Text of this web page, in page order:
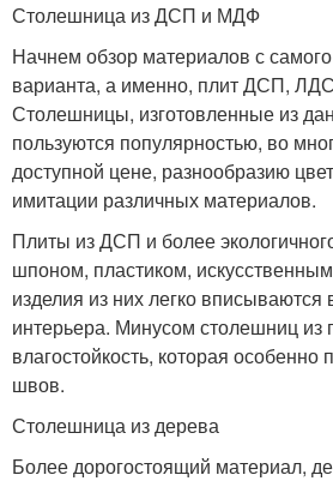
Столешница из ДСП и МДФ
Начнем обзор материалов с
варианта, а именно, плит ДСП,
Столешницы, изготовленные из
пользуются популярностью, во
доступной цене, разнообразию
имитации различных материалов.
Плиты из ДСП и более
шпоном, пластиком,
изделия из них легко вписываются
интерьера. Минусом столешниц из
влагостойкость, которая особенно
швов.
Столешница из дерева
Более дорогостоящий материал,